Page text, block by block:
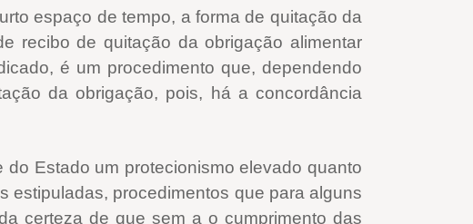
espaço de tempo, a forma de quitação da
recibo de quitação da obrigação alimentar
é um procedimento que, dependendo
da obrigação, pois, há a concordância
Estado um protecionismo elevado quanto
estipuladas, procedimentos que para alguns
certeza de que sem a o cumprimento das